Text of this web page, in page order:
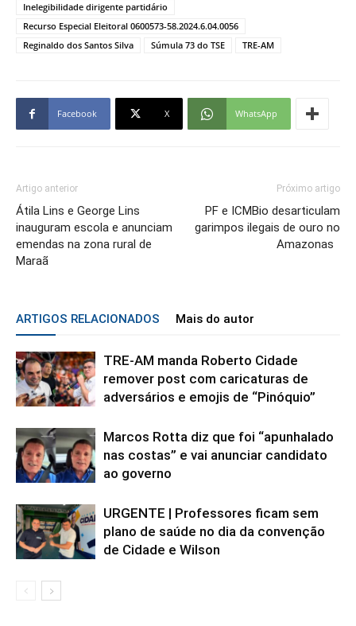
Inelegibilidade dirigente partidário
Recurso Especial Eleitoral 0600573-58.2024.6.04.0056
Reginaldo dos Santos Silva
Súmula 73 do TSE TRE-AM
Facebook X WhatsApp
Artigo anterior
Átila Lins e George Lins
inauguram escola e anunciam
emendas na zona rural de
Maraã
Próximo artigo
PF e ICMBio desarticulam
garimpos ilegais de ouro no
Amazonas
ARTIGOS RELACIONADOS Mais do autor
TRE-AM manda Roberto Cidade
remover post com caricaturas de
adversários e emojis de “Pinóquio”
Marcos Rotta diz que foi “apunhalado
nas costas” e vai anunciar candidato
ao governo
URGENTE | Professores ficam sem
plano de saúde no dia da convenção
de Cidade e Wilson